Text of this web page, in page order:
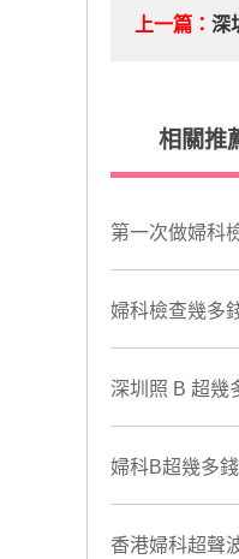
上一篇：深
相關推
第一次做婦科
婦科檢查幾多
深圳照 B 超幾
婦科B超幾多
香港婦科超聲